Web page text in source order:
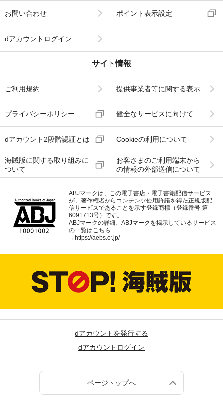
お問い合わせ ポイント表示設定
dアカウントログイン
サイト情報
ご利用規約 提供事業者等に関する表示
プライバシーポリシー 健全なサービスに向けて
dアカウント2段階認証とは Cookieの利用について
海賊版に関する取り組みに
ついて
お客さまのご利用端末から
の情報の外部送信について
ABJマークは、この電子書店・電子書籍配信サービス
が、著作権者からコンテンツ使用許諾を得た正規版配
信サービスであることを示す登録商標（登録番号 第
6091713号）です。
ABJマークの詳細、ABJマークを掲示しているサービス
の一覧はこちら
→ https://aebs.or.jp/
dアカウントを発行する
dアカウントログイン
ページトップへ